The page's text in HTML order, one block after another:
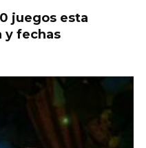
juegos esta
y fechas